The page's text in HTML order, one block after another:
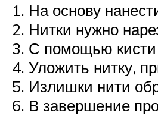
На основу
Нитки нужно
С помощью кисти
Уложить нитку,
Излишки нити
В завершение